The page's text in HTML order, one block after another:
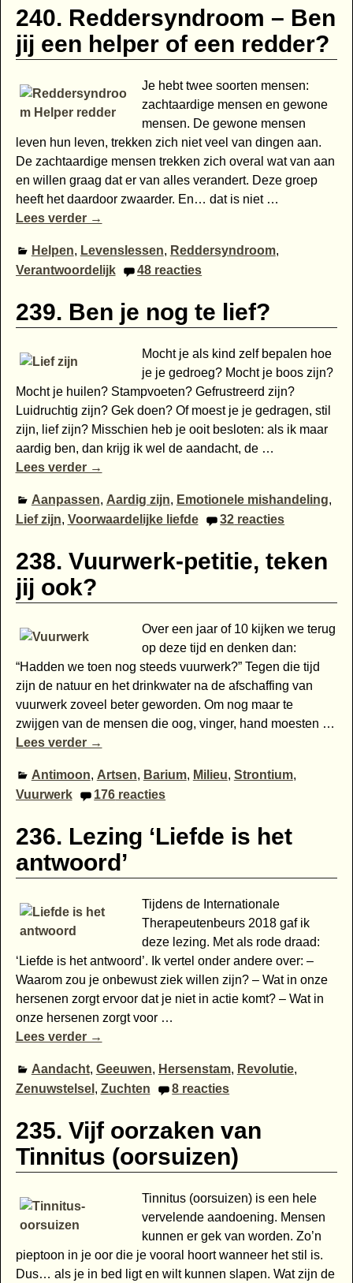
240. Reddersyndroom – Ben
jij een helper of een redder?
Je hebt twee soorten mensen:
zachtaardige mensen en gewone
mensen. De gewone mensen
leven hun leven, trekken zich niet veel van dingen aan.
De zachtaardige mensen trekken zich overal wat van aan
en willen graag dat er van alles verandert. Deze groep
heeft het daardoor zwaarder. En… dat is niet …
Lees verder →
Helpen, Levenslessen, Reddersyndroom,
Verantwoordelijk
48 reacties
239. Ben je nog te lief?
Mocht je als kind zelf bepalen hoe
je je gedroeg? Mocht je boos zijn?
Mocht je huilen? Stampvoeten? Gefrustreerd zijn?
Luidruchtig zijn? Gek doen? Of moest je je gedragen, stil
zijn, lief zijn? Misschien heb je ooit besloten: als ik maar
aardig ben, dan krijg ik wel de aandacht, de …
Lees verder →
Aanpassen, Aardig zijn, Emotionele mishandeling,
Lief zijn, Voorwaardelijke liefde 32 reacties
238. Vuurwerk-petitie, teken
jij ook?
Over een jaar of 10 kijken we terug
op deze tijd en denken dan:
“Hadden we toen nog steeds vuurwerk?” Tegen die tijd
zijn de natuur en het drinkwater na de afschaffing van
vuurwerk zoveel beter geworden. Om nog maar te
zwijgen van de mensen die oog, vinger, hand moesten …
Lees verder →
Antimoon, Artsen, Barium, Milieu, Strontium,
Vuurwerk
176 reacties
236. Lezing ‘Liefde is het
antwoord’
Tijdens de Internationale
Therapeutenbeurs 2018 gaf ik
deze lezing. Met als rode draad:
‘Liefde is het antwoord’. Ik vertel onder andere over: –
Waarom zou je onbewust ziek willen zijn? – Wat in onze
hersenen zorgt ervoor dat je niet in actie komt? – Wat in
onze hersenen zorgt voor …
Lees verder →
Aandacht, Geeuwen, Hersenstam, Revolutie,
Zenuwstelsel , Zuchten 8 reacties
235. Vijf oorzaken van
Tinnitus (oorsuizen)
Tinnitus (oorsuizen) is een hele
vervelende aandoening. Mensen
kunnen er gek van worden. Zo’n
pieptoon in je oor die je vooral hoort wanneer het stil is.
Dus… als je in bed ligt en wilt kunnen slapen. Wat zijn de